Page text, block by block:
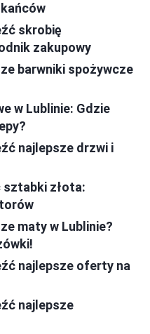
skrobię
zakupowy
barwniki spożywcze
w Lublinie: Gdzie
najlepsze drzwi i
sztabki złota:
maty w Lublinie?
najlepsze oferty na
najlepsze